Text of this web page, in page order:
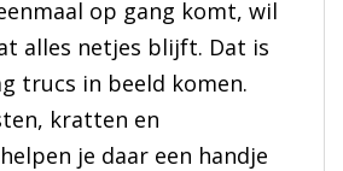
op gang komt, wil
alles netjes blijft. Dat is
trucs in beeld komen.
kratten en
je daar een handje